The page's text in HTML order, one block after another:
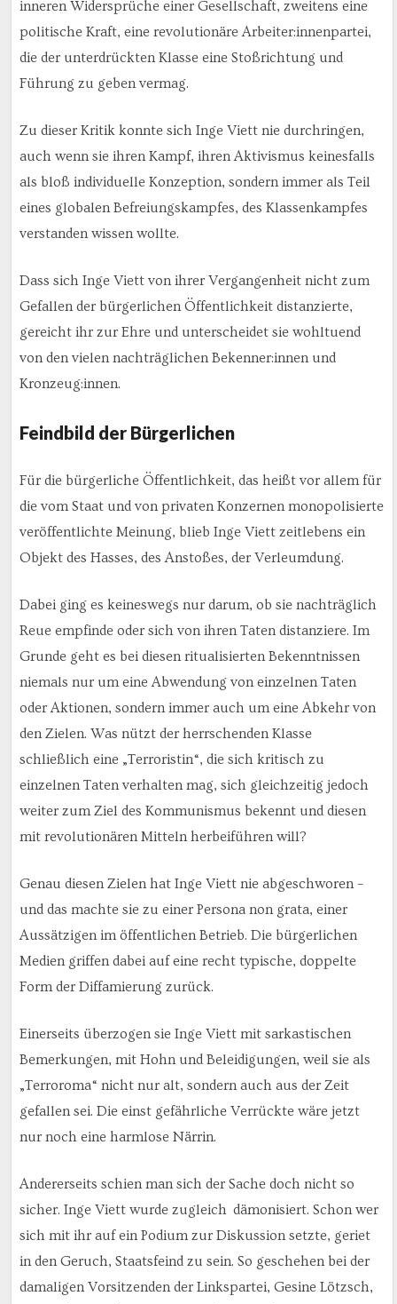
inneren Widersprüche einer Gesellschaft, zweitens eine
politische Kraft, eine revolutionäre Arbeiter:innenpartei,
die der unterdrückten Klasse eine Stoßrichtung und
Führung zu geben vermag.
Zu dieser Kritik konnte sich Inge Viett nie durchringen,
auch wenn sie ihren Kampf, ihren Aktivismus keinesfalls
als bloß individuelle Konzeption, sondern immer als Teil
eines globalen Befreiungskampfes, des Klassenkampfes
verstanden wissen wollte.
Dass sich Inge Viett von ihrer Vergangenheit nicht zum
Gefallen der bürgerlichen Öffentlichkeit distanzierte,
gereicht ihr zur Ehre und unterscheidet sie wohltuend
von den vielen nachträglichen Bekenner:innen und
Kronzeug:innen.
Feindbild der Bürgerlichen
Für die bürgerliche Öffentlichkeit, das heißt vor allem für
die vom Staat und von privaten Konzernen monopolisierte
veröffentlichte Meinung, blieb Inge Viett zeitlebens ein
Objekt des Hasses, des Anstoßes, der Verleumdung.
Dabei ging es keineswegs nur darum, ob sie nachträglich
Reue empfinde oder sich von ihren Taten distanziere. Im
Grunde geht es bei diesen ritualisierten Bekenntnissen
niemals nur um eine Abwendung von einzelnen Taten
oder Aktionen, sondern immer auch um eine Abkehr von
den Zielen. Was nützt der herrschenden Klasse
schließlich eine „Terroristin“, die sich kritisch zu
einzelnen Taten verhalten mag, sich gleichzeitig jedoch
weiter zum Ziel des Kommunismus bekennt und diesen
mit revolutionären Mitteln herbeiführen will?
Genau diesen Zielen hat Inge Viett nie abgeschworen –
und das machte sie zu einer Persona non grata, einer
Aussätzigen im öffentlichen Betrieb. Die bürgerlichen
Medien griffen dabei auf eine recht typische, doppelte
Form der Diffamierung zurück.
Einerseits überzogen sie Inge Viett mit sarkastischen
Bemerkungen, mit Hohn und Beleidigungen, weil sie als
„Terroroma“ nicht nur alt, sondern auch aus der Zeit
gefallen sei. Die einst gefährliche Verrückte wäre jetzt
nur noch eine harmlose Närrin.
Andererseits schien man sich der Sache doch nicht so
sicher. Inge Viett wurde zugleich dämonisiert. Schon wer
sich mit ihr auf ein Podium zur Diskussion setzte, geriet
in den Geruch, Staatsfeind zu sein. So geschehen bei der
damaligen Vorsitzenden der Linkspartei, Gesine Lötzsch,